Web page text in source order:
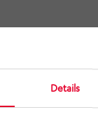
Details
hat